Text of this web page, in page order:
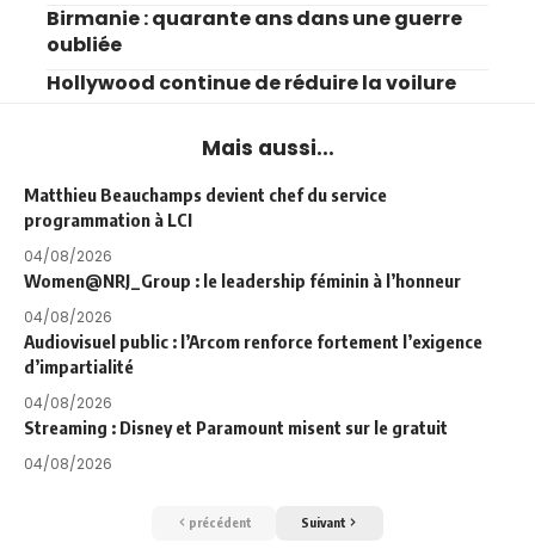
Birmanie : quarante ans dans une guerre
oubliée
Hollywood continue de réduire la voilure
Mais aussi...
Matthieu Beauchamps devient chef du service
programmation à LCI
04/08/2026
Women@NRJ_Group : le leadership féminin à l’honneur
04/08/2026
Audiovisuel public : l’Arcom renforce fortement l’exigence
d’impartialité
04/08/2026
Streaming : Disney et Paramount misent sur le gratuit
04/08/2026
précédent Suivant